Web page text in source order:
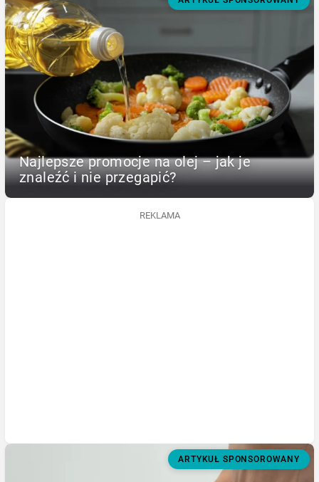
Najlepsze promocje na olej – jak je
znaleźć i nie przegapić?
REKLAMA
ARTYKUŁ SPONSOROWANY